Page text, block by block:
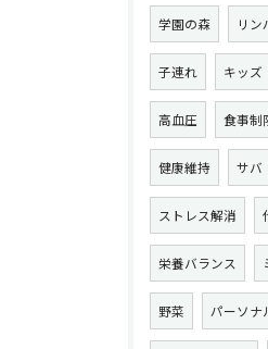
学園の森 リン
子連れ キッズ
高血圧 食事制
健康維持 サバ
ストレス解消
栄養バランス
野菜 パーソナ